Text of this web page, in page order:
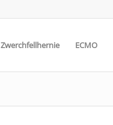
Zwerchfellhernie ECMO